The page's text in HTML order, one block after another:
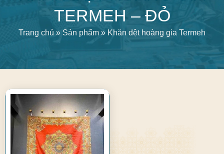
TERMEH – ĐỎ
Trang chủ » Sản phẩm » Khăn dệt hoàng gia Termeh